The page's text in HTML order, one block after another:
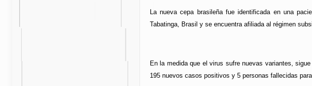
La nueva cepa brasileña fue identificada en una
Tabatinga, Brasil y se encuentra afiliada al régimen
En la medida que el virus sufre nuevas variantes,
195 nuevos casos positivos y 5 personas fallecidas